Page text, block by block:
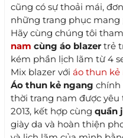
cũng có sự thoải mái,
những trang phục mang
Hãy cùng chúng tôi
nam cùng áo blazer trẻ
kém phần lịch lãm từ 4
Mix blazer với áo thun kẻ
Áo thun kẻ ngang chính
thời trang nam được
2013, kết hợp cùng quần
giày da và hoàn thiện